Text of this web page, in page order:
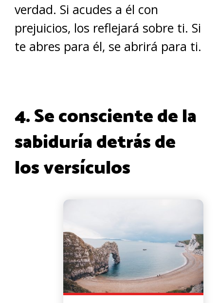
verdad. Si acudes a él con
prejuicios, los reflejará sobre ti. Si
te abres para él, se abrirá para ti.
4. Se consciente de la
sabiduría detrás de
los versículos